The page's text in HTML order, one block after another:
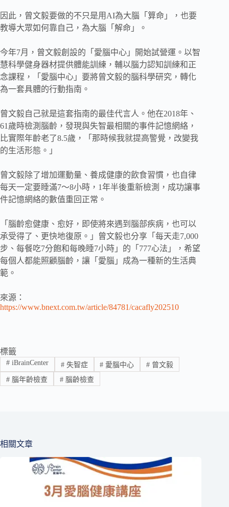
因此，曾文毅要做的不只是用AI為大腦「算命」，也要
教導大眾如何靠自己，為大腦「解命」。
今年7月，曾文毅創設的「愛腦中心」開始試營運。以智
慧科學健身器材提供體能訓練，輔以腦力認知訓練和正
念課程，「愛腦中心」要將曾文毅的腦科學研究，轉化
為一套具體的行動指南。
曾文毅自己就是這套指南的最佳代言人。他在2018年、
61歲時檢測腦齡，發現與失智最相關的事件記憶網絡，
比實際年齡老了8.5歲，「那時候我就提高警覺，改變我
的生活形態。」
曾文毅除了增加運動量、養成健康的飲食習慣，也自律
每天一定要睡滿7～8小時，1年半後重新檢測，成功讓事
件記憶網絡的數值重回正常。
「腦齡愈健康、愈好，即使將來遇到腦部疾病，也可以
承受得了、更快地復原。」曾文毅也分享「每天走7,000
步、每餐吃7分飽和每晚睡7小時」的「777心法」，希望
每個人都能照顧腦齡，讓「愛腦」成為一種新的生活典
範。
來源：
https://www.bnext.com.tw/article/84781/cacafly202510
標籤
#iBrainCenter #失智症 # 愛腦中心 # 曾文毅
#腦年齡檢查 #腦齡檢查
相關文章